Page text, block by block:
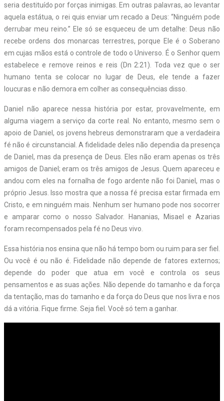
seria destituído por forças inimigas. Em outras palavras, ao levantar
aquela estátua, o rei quis enviar um recado a Deus: “Ninguém pode
derrubar meu reino.” Ele só se esqueceu de um detalhe: Deus não
recebe ordens dos monarcas terrestres, porque Ele é o Soberano
em cujas mãos está o controle de todo o Universo. É o Senhor quem
estabelece e remove reinos e reis (Dn 2:21). Toda vez que o ser
humano tenta se colocar no lugar de Deus, ele tende a fazer
loucuras e não demora em colher as consequências disso.
Daniel não aparece nessa história por estar, provavelmente, em
alguma viagem a serviço da corte real. No entanto, mesmo sem o
apoio de Daniel, os jovens hebreus demonstraram que a verdadeira
fé não é circunstancial. A fidelidade deles não dependia da presença
de Daniel, mas da presença de Deus. Eles não eram apenas os três
amigos de Daniel; eram os três amigos de Jesus. Quem apareceu e
andou com eles na fornalha de fogo ardente não foi Daniel, mas o
próprio Jesus. Isso mostra que a nossa fé precisa estar firmada em
Cristo, e em ninguém mais. Nenhum ser humano pode nos socorrer
e amparar como o nosso Salvador. Hananias, Misael e Azarias
foram recompensados pela fé no Deus vivo.
Essa história nos ensina que não há tempo bom ou ruim para ser fiel.
Ou você é ou não é. Fidelidade não depende de fatores externos;
depende do poder que atua em você e controla os seus
pensamentos e as suas ações. Não depende do tamanho e da força
da tentação, mas do tamanho e da força do Deus que nos livra e nos
dá a vitória. Fique firme. Seja fiel. Você só tem a ganhar.